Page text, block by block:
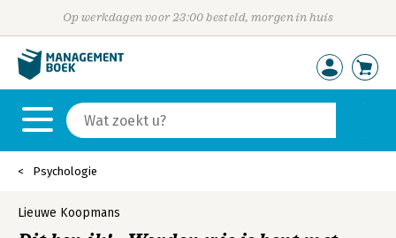
Op werkdagen voor 23:00 besteld, morgen in huis
Psychologie
Lieuwe Koopmans